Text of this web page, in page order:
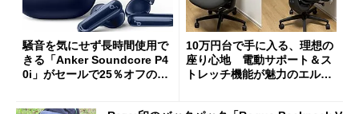
騒音を気にせず長時間使用で
きる「Anker Soundcore P4
0i」がセールで25％オフの59
10万円台で手に入る、理想の
座り心地 電動サポート＆ス
トレッチ機能が魅力のエルゴ